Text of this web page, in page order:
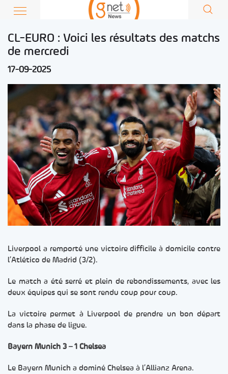
CL-EURO : Voici les résultats des matchs
de mercredi
17-09-2025
Liverpool a remporté une victoire difficile à domicile contre
l’Atlético de Madrid (3/2).
Le match a été serré et plein de rebondissements, avec les
deux équipes qui se sont rendu coup pour coup.
La victoire permet à Liverpool de prendre un bon départ
dans la phase de ligue.
Bayern Munich 3 – 1 Chelsea
Le Bayern Munich a dominé Chelsea à l’Allianz Arena.